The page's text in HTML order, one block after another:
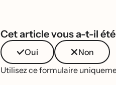
Cet article vous a-t-il
Oui
Non
Utilisez ce formulaire